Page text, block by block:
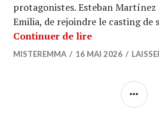
protagonistes. Esteban Martínez
Emilia, de rejoindre le casting de
Continuer de lireCANNES
MISTEREMMA 16 MAI 2026